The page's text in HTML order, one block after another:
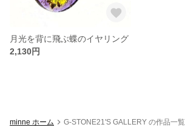
月光を背に飛ぶ蝶のイヤリング
2,130円
minne ホーム G-STONE21'S GALLERY の作品一覧